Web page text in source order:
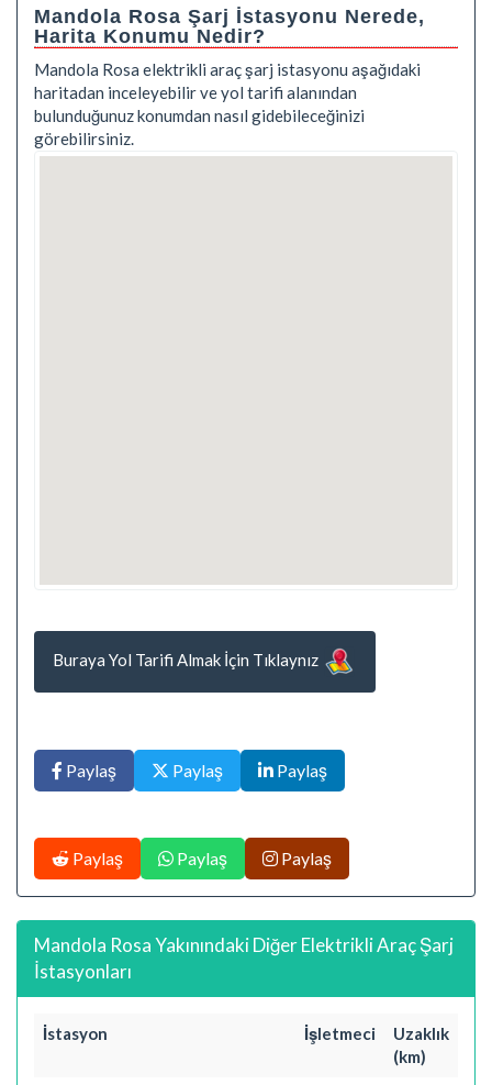
Mandola Rosa Şarj İstasyonu Nerede,
Harita Konumu Nedir?
Mandola Rosa elektrikli araç şarj istasyonu aşağıdaki
haritadan inceleyebilir ve yol tarifi alanından
bulunduğunuz konumdan nasıl gidebileceğinizi
görebilirsiniz.
Buraya Yol Tarifi Almak İçin Tıklaynız
Paylaş Paylaş Paylaş
Paylaş Paylaş Paylaş
Mandola Rosa Yakınındaki Diğer Elektrikli Araç Şarj
İstasyonları
İstasyon İşletmeci
Uzaklık
(km)